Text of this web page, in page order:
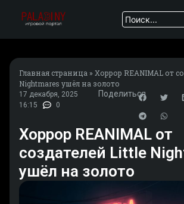
Главная страница » Хоррор REANIMAL от
Nightmares ушёл на золото
17 декабря, 2025
16:15
0
Поделиться
Хоррор REANIMAL от
создателей Little
ушёл на золото